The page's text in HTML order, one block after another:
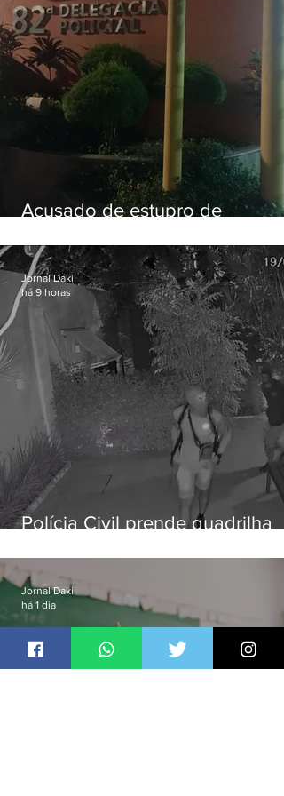
Acusado de estupro de
Polícia Civil prende quadrilha
residências de luxo no Rio
Jornal Daki
há 9 horas
Jornal Daki
há 1 dia